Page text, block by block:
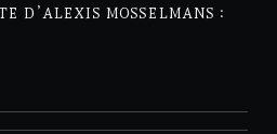
D’ALEXIS MOSSELMANS :